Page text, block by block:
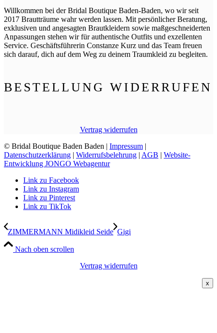
Willkommen bei der Bridal Boutique Baden-Baden, wo wir seit
2017 Brautträume wahr werden lassen. Mit persönlicher Beratung,
exklusiven und angesagten Brautkleidern sowie maßgeschneiderten
Anpassungen stehen wir für authentische Outfits und exzellenten
Service. Geschäftsführerin Constanze Kurz und das Team freuen
sich darauf, dich auf dem Weg zu deinem Traumkleid zu begleiten.
BESTELLUNG WIDERRUFEN
Vertrag widerrufen
© Bridal Boutique Baden Baden | Impressum |
Datenschutzerklärung | Widerrufsbelehrung | AGB | Website-
Entwicklung JONGO Webagentur
Link zu Facebook
Link zu Instagram
Link zu Pinterest
Link zu TikTok
ZIMMERMANN Midikleid Seide Gigi
Nach oben scrollen
Vertrag widerrufen
x